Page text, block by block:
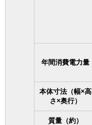
年間消費電力量
本体寸法（幅×高
さ×奥行）
質量（約）